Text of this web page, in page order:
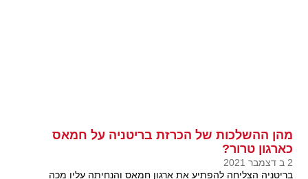
מהן ההשלכות של הכרזת בריטניה על חמאס
כארגון טרור?
2 ב דצמבר 2021
בריטניה הצליחה להפתיע את ארגון חמאס והנחיתה עליו מכה